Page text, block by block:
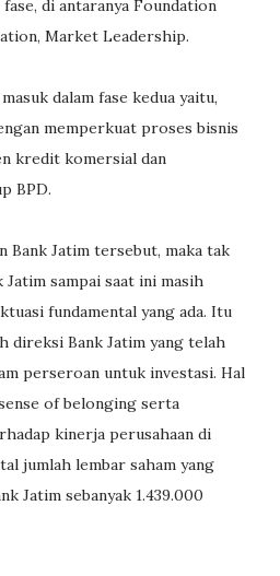
di antaranya Foundation
Market Leadership.
dalam fase kedua yaitu,
memperkuat proses bisnis
kredit komersial dan
BPD.
Bank Jatim tersebut, maka tak
sampai saat ini masih
fundamental yang ada. Itu
direksi Bank Jatim yang telah
perseroan untuk investasi. Hal
of belonging serta
kinerja perusahaan di
jumlah lembar saham yang
Jatim sebanyak 1.439.000